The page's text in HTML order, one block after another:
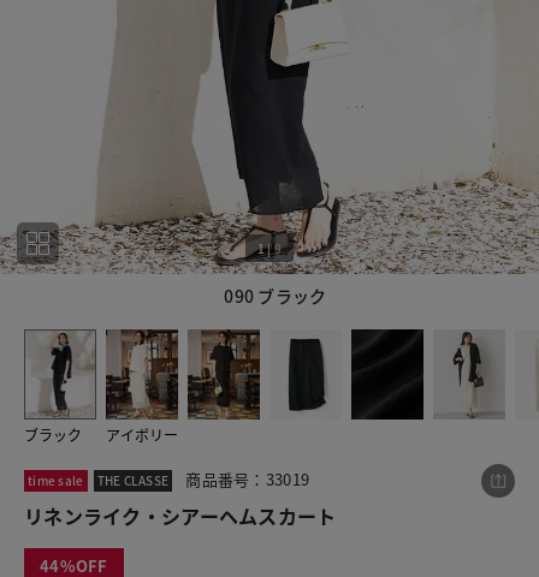
090 ブラック
1|9
ブラック アイボリー
1
time sale THE CLASSE 商品番号：33019
リネンライク・シアーヘムスカート
44
この商品をシェアする